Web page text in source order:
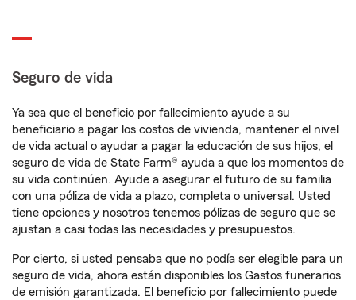
Seguro de vida
Ya sea que el beneficio por fallecimiento ayude a su
beneficiario a pagar los costos de vivienda, mantener el nivel
de vida actual o ayudar a pagar la educación de sus hijos, el
seguro de vida de State Farm® ayuda a que los momentos de
su vida continúen. Ayude a asegurar el futuro de su familia
con una póliza de vida a plazo, completa o universal. Usted
tiene opciones y nosotros tenemos pólizas de seguro que se
ajustan a casi todas las necesidades y presupuestos.
Por cierto, si usted pensaba que no podía ser elegible para un
seguro de vida, ahora están disponibles los Gastos funerarios
de emisión garantizada. El beneficio por fallecimiento puede